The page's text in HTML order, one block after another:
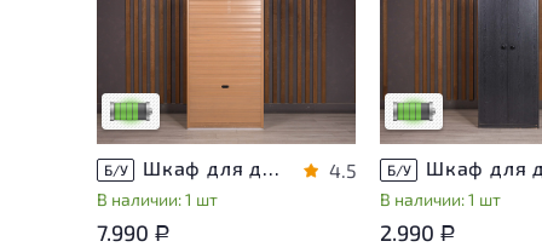
незначительные следы
эксплуатации, не влияющие
Низкая степень износа
Б/У Шкаф для документов ДСП Клен Россия
В наличии: 1 шт
4.5
7.990 Р
незначительные
эксплуатации, не
на удобство его
Низкая степень
Б/У
В наличии: 1 шт
2.990 Р